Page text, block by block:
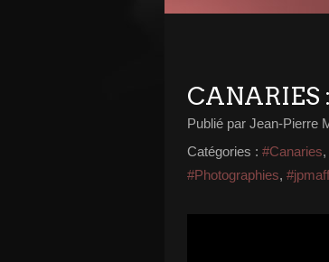
CANARIES
Publié par Jean-Pierre
Catégories : #Canaries,
#Photographies,